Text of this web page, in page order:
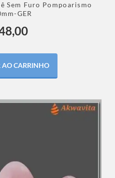
Sem Furo Pompoarismo
GER
CARRINHO